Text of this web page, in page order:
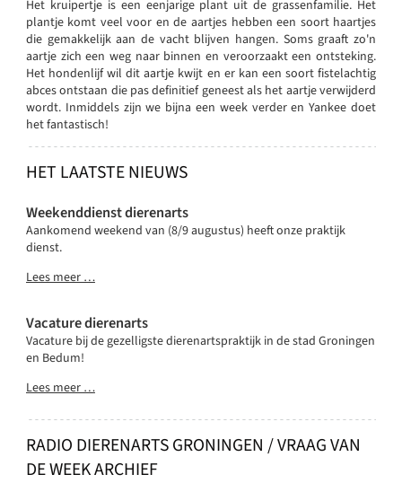
Het kruipertje is een eenjarige plant uit de grassenfamilie. Het
plantje komt veel voor en de aartjes hebben een soort haartjes
die gemakkelijk aan de vacht blijven hangen. Soms graaft zo'n
aartje zich een weg naar binnen en veroorzaakt een ontsteking.
Het hondenlijf wil dit aartje kwijt en er kan een soort fistelachtig
abces ontstaan die pas definitief geneest als het aartje verwijderd
wordt. Inmiddels zijn we bijna een week verder en Yankee doet
het fantastisch!
HET LAATSTE NIEUWS
Weekenddienst dierenarts
Aankomend weekend van (8/9 augustus) heeft onze praktijk
dienst.
Lees meer …
Vacature dierenarts
Vacature bij de gezelligste dierenartspraktijk in de stad Groningen
en Bedum!
Lees meer …
RADIO DIERENARTS GRONINGEN / VRAAG VAN
DE WEEK ARCHIEF